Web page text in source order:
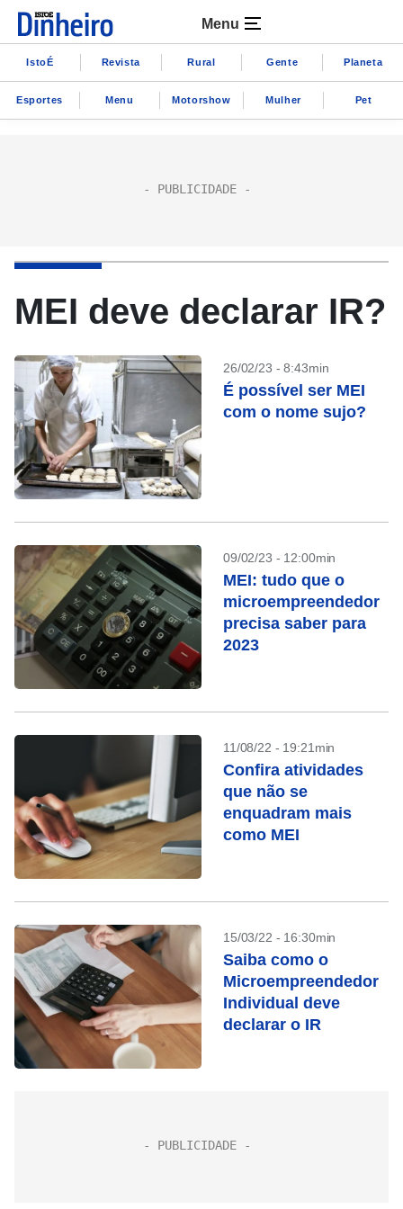
Menu
IstoÉ Revista Rural Gente Planeta
Esportes Menu Motorshow Mulher Pet
MEI deve declarar IR?
26/02/23 - 8:43min
É possível ser MEI
com o nome sujo?
09/02/23 - 12:00min
MEI: tudo que o
microempreendedor
precisa saber para
2023
11/08/22 - 19:21min
Confira atividades
que não se
enquadram mais
como MEI
15/03/22 - 16:30min
Saiba como o
Microempreendedor
Individual deve
declarar o IR